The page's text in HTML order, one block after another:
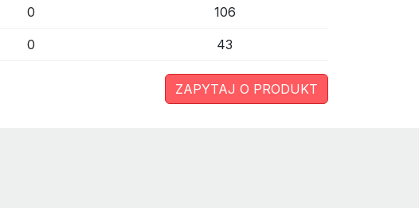
0 106
0 43
ZAPYTAJ O PRODUKT